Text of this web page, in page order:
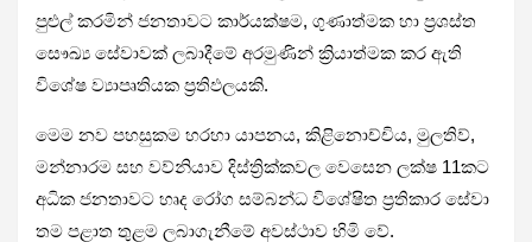
පුළුල් කරමින් ජනතාවට කාර්යක්ෂම, ගුණාත්මක හා ප්‍රශස්ත
සෞඛ්‍ය සේවාවක් ලබාදීමේ අරමුණින් ක්‍රියාත්මක කර ඇති
විශේෂ ව්‍යාපෘතියක ප්‍රතිඵලයකි.
මෙම නව පහසුකම හරහා යාපනය, කිළිනොච්චිය, මුලතිව්,
මන්නාරම සහ වව්නියාව දිස්ත්‍රික්කවල වෙසෙන ලක්ෂ 11කට
අධික ජනතාවට හෘද රෝග සම්බන්ධ විශේෂිත ප්‍රතිකාර සේවා
තම පළාත තුළම ලබාගැනීමේ අවස්ථාව හිමි වේ.